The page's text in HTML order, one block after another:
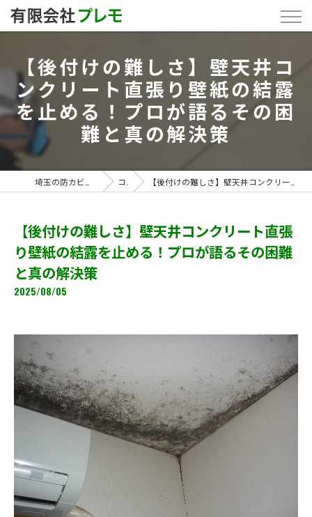
【後付けの難しさ】壁天井コ
ンクリート直張り壁紙の結露
を止める！プロが語るその困
難と真の解決策
コラム 【後付けの難しさ】壁天井コンクリート直張り壁紙の結露を止める！プロが語るその困難と真の解決策
【後付けの難しさ】壁天井コンクリート直張
り壁紙の結露を止める！プロが語るその困難
と真の解決策
2025/08/05